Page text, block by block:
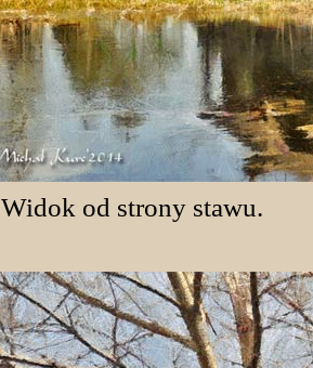
Widok od strony stawu.